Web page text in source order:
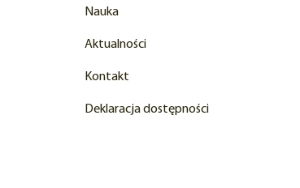
Nauka
Aktualności
Kontakt
Deklaracja dostępności